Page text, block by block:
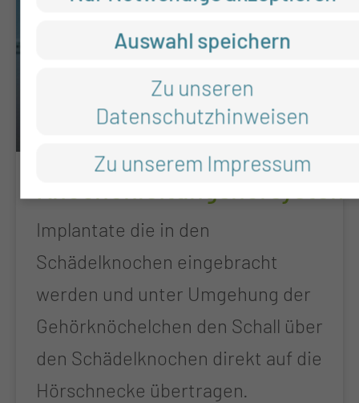
Implantate die in den
Schädelknochen eingebracht
werden und unter Umgehung der
Gehörknöchelchen den Schall über
den Schädelknochen direkt auf die
Hörschnecke übertragen.
Auswahl speichern
Zu unseren
Datenschutzhinweisen
Zu unserem Impressum